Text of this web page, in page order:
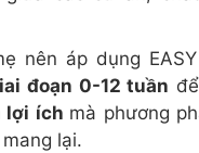
nên áp dụng
đoạn 0-12 tuần
lợi ích mà phương
lại.